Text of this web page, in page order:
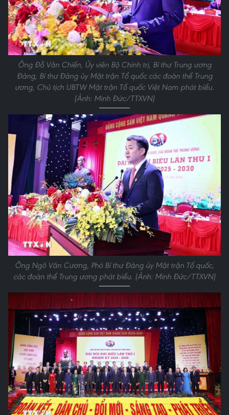
Ông Đỗ Văn Chiến, Ủy viên Bộ Chính trị, Bí thư Trung ương
Đảng, Bí thư Đảng ủy Mặt trận Tổ quốc các đoàn thể Trung
ương, Chủ tịch UBTW Mặt trận Tổ quốc Việt Nam phát biểu.
(Ảnh: Minh Đức/TTXVN)
Ông Ngô Văn Cương, Phó Bí thư Đảng ủy Mặt trận Tổ quốc,
các đoàn thể Trung ương phát biểu. (Ảnh: Minh Đức/TTXVN)